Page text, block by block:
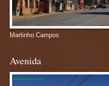
Martinho Campos
Avenida